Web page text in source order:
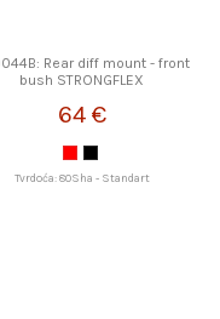
Rear diff mount - front
bush STRONGFLEX
64 €
Tvrdoća: 80Sha - Standart